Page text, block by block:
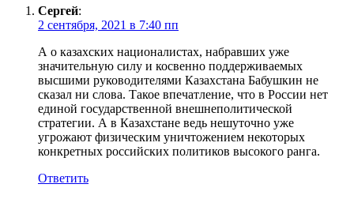
Сергей:
2 сентября, 2021 в 7:40 пп
А о казахских националистах, набравших уже
значительную силу и косвенно поддерживаемых
высшими руководителями Казахстана Бабушкин не
сказал ни слова. Такое впечатление, что в России нет
единой государственной внешнеполитической
стратегии. А в Казахстане ведь нешуточно уже
угрожают физическим уничтожением некоторых
конкретных российских политиков высокого ранга.
Ответить